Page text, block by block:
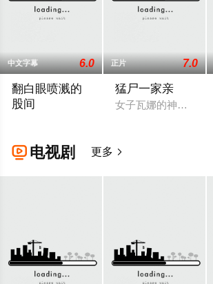
中文字幕 6.0
翻白眼喷溅的
股间
正片 7.0
猛尸一家亲
女子瓦娜的神秘表亲
 电视剧 更多 